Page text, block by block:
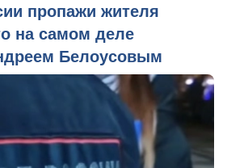
пропажи жителя
на самом деле
Белоусовым